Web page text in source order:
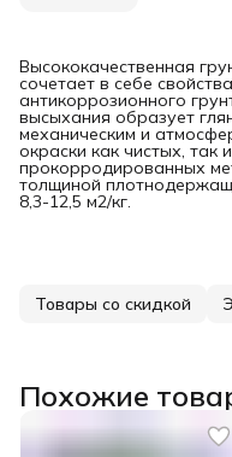
Высококачественная
сочетает в себе
антикоррозионного
высыхания образует
механическим и
окраски как чистых, так
прокорродированных
толщиной
8,3-12,5 м2/кг.
Товары со скидкой
Похожие